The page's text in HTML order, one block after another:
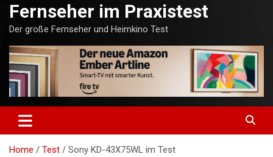
Fernseher im Praxistest
Der große Fernseher und Heimkino Test
Home Test Sony KD-43X75WL im Test